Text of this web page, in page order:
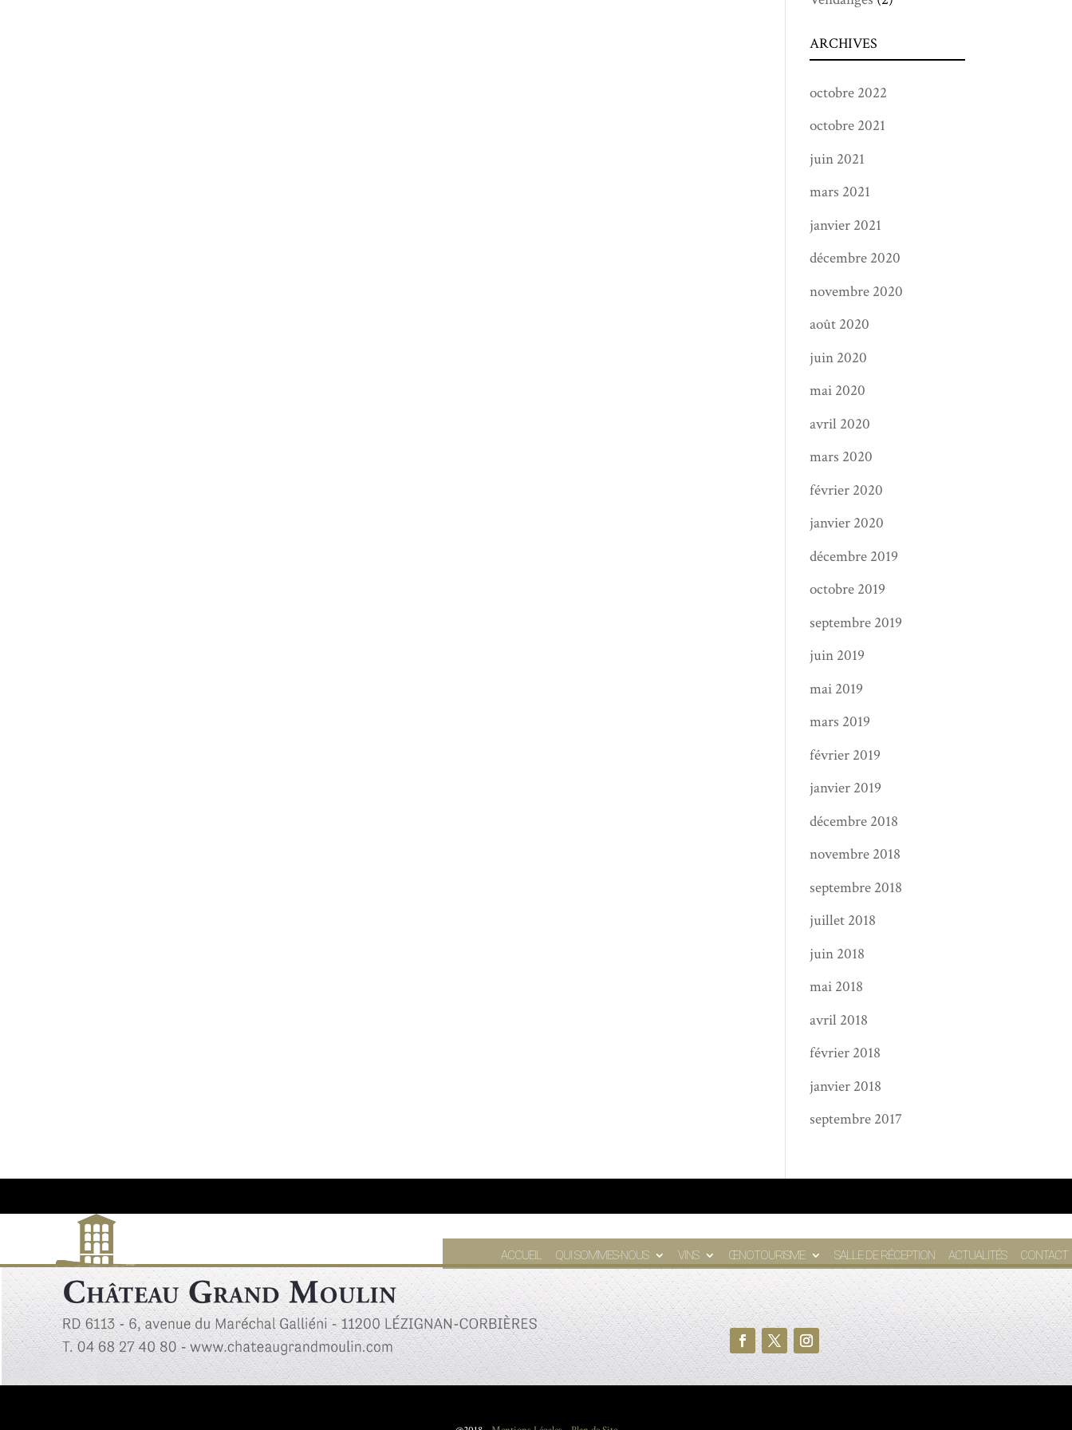
ARCHIVES
octobre 2022
octobre 2021
juin 2021
mars 2021
janvier 2021
décembre 2020
novembre 2020
août 2020
juin 2020
mai 2020
avril 2020
mars 2020
février 2020
janvier 2020
décembre 2019
octobre 2019
septembre 2019
juin 2019
mai 2019
mars 2019
février 2019
janvier 2019
décembre 2018
novembre 2018
septembre 2018
juillet 2018
juin 2018
mai 2018
avril 2018
février 2018
janvier 2018
septembre 2017
ACCUEIL QUI SOMMES-NOUS VINS ŒNOTOURISME SALLE DE RÉCEPTION ACTUALITÉS CONTACT